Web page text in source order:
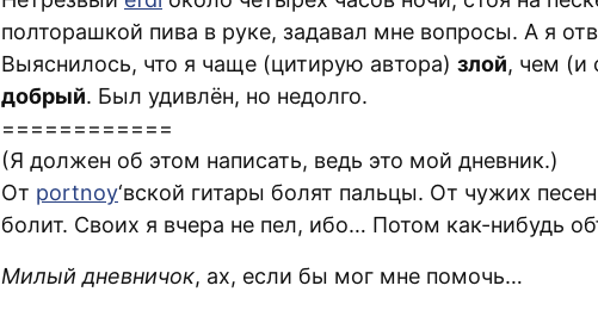
полторашкой пива в руке, задавал мне вопросы. А я
Выяснилось, что я чаще (цитирую автора) злой, чем (и
добрый. Был удивлён, но недолго.
============
(Я должен об этом написать, ведь это мой дневник.)
От portnoy‘вской гитары болят пальцы. От чужих
болит. Своих я вчера не пел, ибо… Потом как-нибудь
Милый дневничок, ах, если бы мог мне помочь…